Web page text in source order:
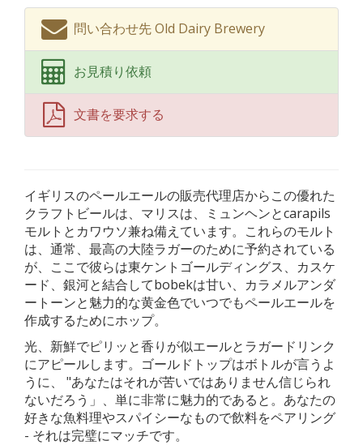
問い合わせ先 Old Dairy Brewery
お見積り依頼
文書を要求する
イギリスのペールエールの販売代理店からこの優れた
クラフトビールは、マリスは、ミュンヘンとcarapils
モルトとカワウソ兼ね備えています。これらのモルト
は、通常、最高の大陸ラガーのために予約されている
が、ここで彼らは東ケントゴールディングス、カスケ
ード、銀河と結合してbobekは甘い、カラメルアンダ
ートーンと魅力的な黄金色でいつでもペールエールを
作成するためにホップ。
光、新鮮でピリッと香りが似エールとラガードリンク
にアピールします。ゴールドトップはボトルが言うよ
うに、 "あなたはそれが苦いではありません信じられ
ないだろう」、単に非常に魅力的であると。あなたの
好きな魚料理やスパイシーなもので飲料をペアリング
- それは完璧にマッチです。